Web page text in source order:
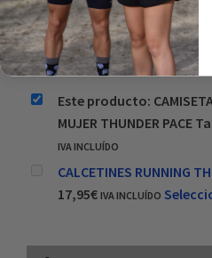
Precio: 34,95€
Añadir al carrito
Este producto:
MUJER THUNDER PACE
IVA INCLUÍDO
CALCETINES RUNNING
17,95€ IVA INCLUÍDO